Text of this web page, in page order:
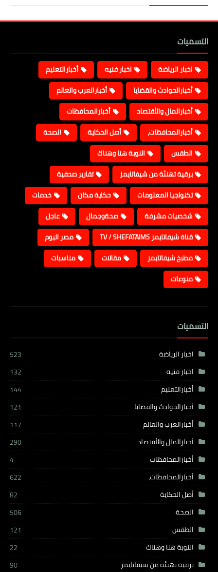
التسميات
اخبار الرياضة اخبار فنيه
أخبارالتعليم
أخبارالحوادث والقضايا
أخبارالعرب والعالم
أخبارالمال والأقتصاد
أخبارالمحافظات
أخبارالمحافظات،
أصل الحكاية
الصحة
الطقس
النوبة هنا وهناك
برقية تهنئة من شيفاتايمز
تقارير صحفية
تكنولجيا المعلومات
حكاية مكان
خدمات
شخصيات مشرفة
صحةوجمال
عاجل
قناة شيفاتايمز TV / SHEFATAIMS
مصر اليوم
مطبخ شيفاتايمز
مقالات
مناسبات
منوعات
التسميات
اخبار الرياضة
523
اخبار فنيه
132
أخبارالتعليم
144
أخبارالحوادث والقضايا
121
أخبارالعرب والعالم
117
أخبارالمال والأقتصاد
290
أخبارالمحافظات
4
أخبارالمحافظات،
622
أصل الحكاية
82
الصحة
506
الطقس
121
النوبة هنا وهناك
22
برقية تهنئة من شيفاتايمز
90